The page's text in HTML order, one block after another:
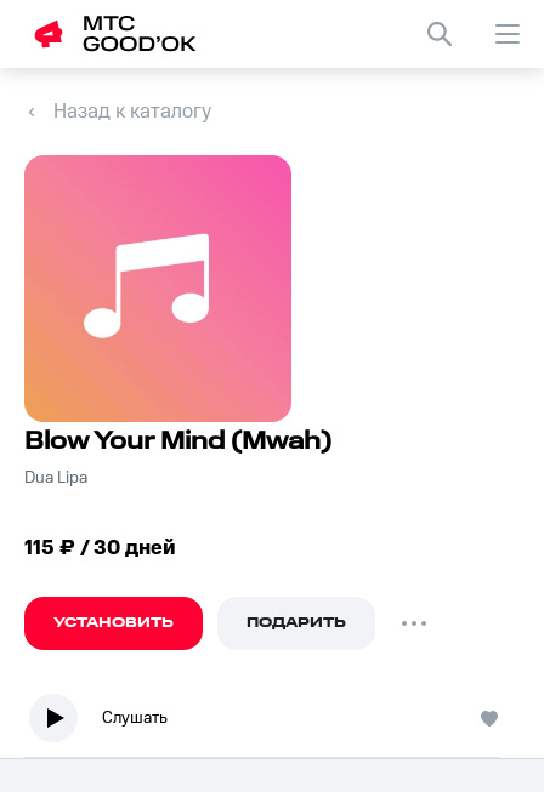
Назад к каталогу
Blow Your Mind (Mwah)
Dua Lipa
115 ₽ / 30 дней
УСТАНОВИТЬ ПОДАРИТЬ
Слушать